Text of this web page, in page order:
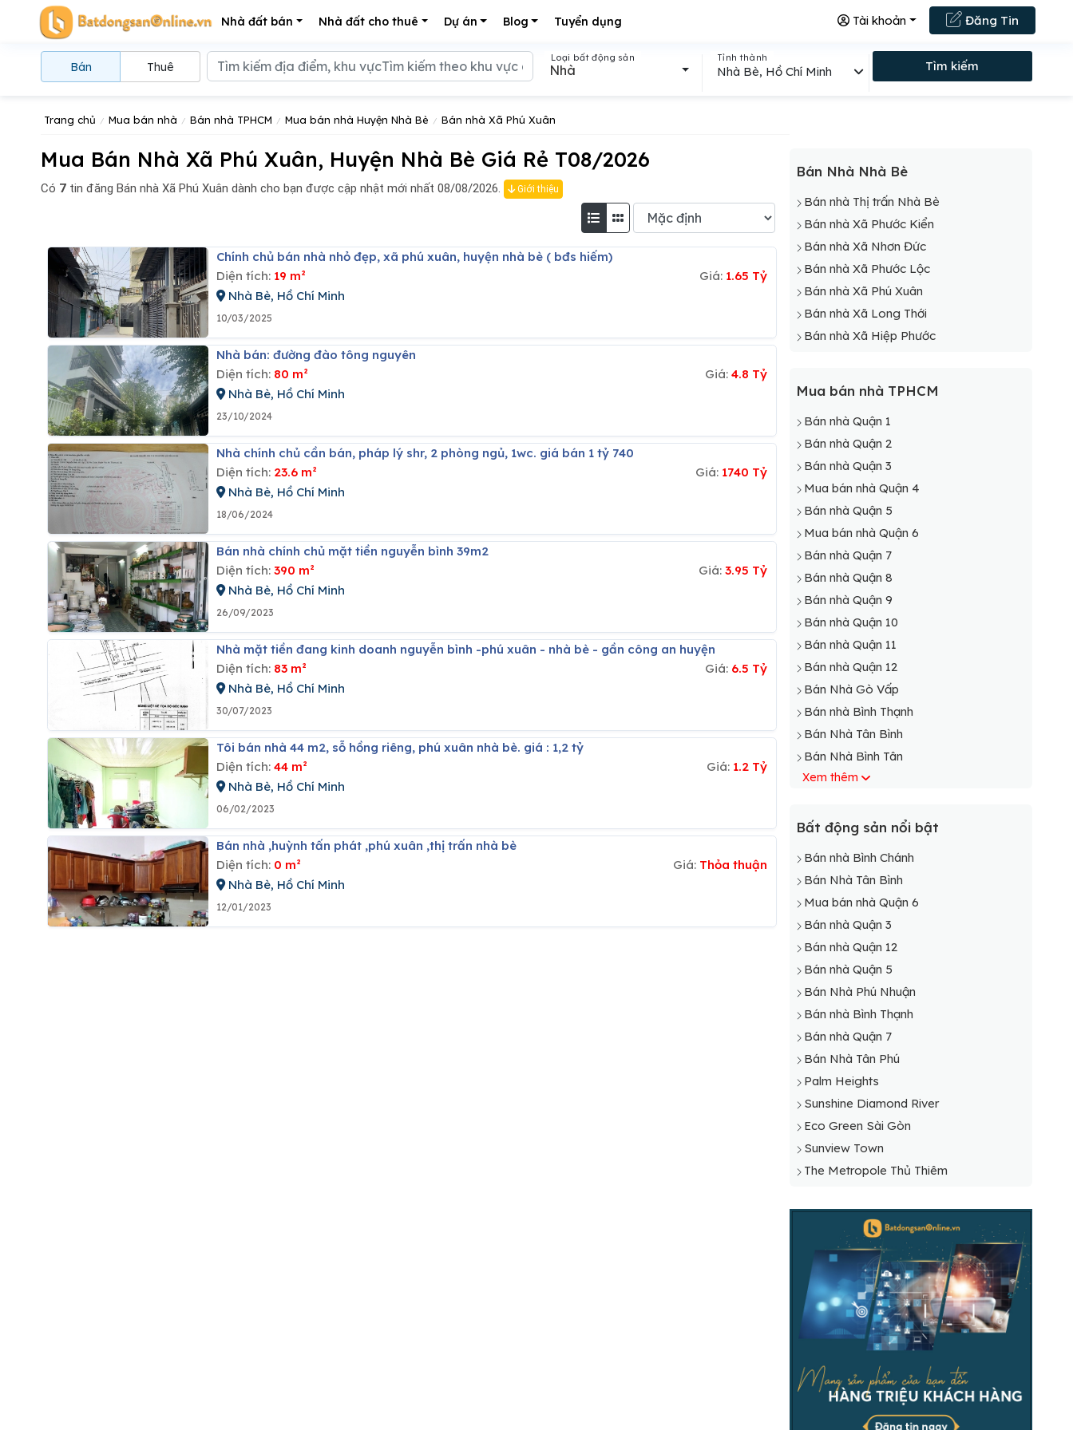
Nhà đất bán Nhà đất cho thuê Dự án Blog Tuyển dụng Đăng Tin
Tài khoản
Trang chủ Mua bán nhà Bán nhà TPHCM Mua bán nhà Huyện Nhà Bè Bán nhà Xã Phú Xuân
Mua Bán Nhà Xã Phú Xuân, Huyện Nhà Bè Giá Rẻ T08/2026
Có 7 tin đăng Bán nhà Xã Phú Xuân dành cho bạn được cập nhật mới nhất 08/08/2026. Giới thiệu
Chính chủ bán nhà nhỏ đẹp, xã phú xuân, huyện nhà bè ( bđs hiếm)
Diện tích: 19 m² Giá: 1.65 Tỷ
Nhà Bè, Hồ Chí Minh
10/03/2025
Nhà bán: đường đào tông nguyên
Diện tích: 80 m² Giá:4.8 Tỷ
Nhà Bè, Hồ Chí Minh
23/10/2024
Nhà chính chủ cần bán, pháp lý shr, 2 phòng ngủ, 1wc. giá bán 1 tỷ 740
Diện tích: 23.6 m² Giá: 1740 Tỷ
Nhà Bè, Hồ Chí Minh
18/06/2024
Bán nhà chính chủ mặt tiền nguyễn bình 39m2
Diện tích: 390 m² Giá:3.95 Tỷ
Nhà Bè, Hồ Chí Minh
26/09/2023
Nhà mặt tiền đang kinh doanh nguyễn bình -phú xuân - nhà bè - gần công an huyện
Diện tích: 83 m² Giá: 6.5 Tỷ
Nhà Bè, Hồ Chí Minh
30/07/2023
Tôi bán nhà 44 m2, sỗ hồng riêng, phú xuân nhà bè. giá : 1,2 tỷ
Diện tích: 44 m² Giá: 1.2 Tỷ
Nhà Bè, Hồ Chí Minh
06/02/2023
Bán nhà ,huỳnh tấn phát ,phú xuân ,thị trấn nhà bè
Diện tích: 0 m² Giá: Thỏa thuận
Nhà Bè, Hồ Chí Minh
12/01/2023
Bán Nhà Nhà Bè
Bán nhà Thị trấn Nhà Bè
Bán nhà Xã Phước Kiển
Bán nhà Xã Nhơn Đức
Bán nhà Xã Phước Lộc
Bán nhà Xã Phú Xuân
Bán nhà Xã Long Thới
Bán nhà Xã Hiệp Phước
Mua bán nhà TPHCM
Bán nhà Quận 1
Bán nhà Quận 2
Bán nhà Quận 3
Mua bán nhà Quận 4
Bán nhà Quận 5
Mua bán nhà Quận 6
Bán nhà Quận 7
Bán nhà Quận 8
Bán nhà Quận 9
Bán nhà Quận 10
Bán nhà Quận 11
Bán nhà Quận 12
Bán Nhà Gò Vấp
Bán nhà Bình Thạnh
Bán Nhà Tân Bình
Bán Nhà Bình Tân
Bán Nhà Phú Nhuận
Bán Nhà Cần Giờ
Bán Nhà Thủ Đức
Bán Nhà Tân Phú
Xem thêm
Bất động sản nổi bật
Bán nhà Bình Chánh
Bán Nhà Tân Bình
Mua bán nhà Quận 6
Bán nhà Quận 3
Bán nhà Quận 12
Bán nhà Quận 5
Bán Nhà Phú Nhuận
Bán nhà Bình Thạnh
Bán nhà Quận 7
Bán Nhà Tân Phú
Palm Heights
Sunshine Diamond River
Eco Green Sài Gòn
Sunview Town
The Metropole Thủ Thiêm
Bán Thuê
Loại bất động sản
Nhà
Tỉnh thành
Nhà Bè, Hồ Chí Minh Tìm kiếm